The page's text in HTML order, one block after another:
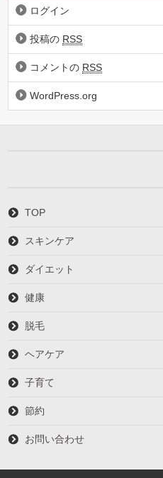
ログイン
投稿の RSS
コメントの RSS
WordPress.org
TOP
スキンケア
ダイエット
健康
脱毛
ヘアケア
子育て
節約
お問い合わせ